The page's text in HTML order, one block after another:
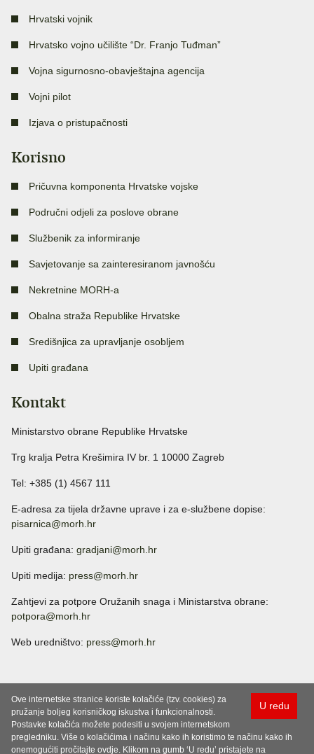
Hrvatski vojnik
Hrvatsko vojno učilište “Dr. Franjo Tuđman”
Vojna sigurnosno-obavještajna agencija
Vojni pilot
Izjava o pristupačnosti
Korisno
Pričuvna komponenta Hrvatske vojske
Područni odjeli za poslove obrane
Službenik za informiranje
Savjetovanje sa zainteresiranom javnošću
Nekretnine MORH-a
Obalna straža Republike Hrvatske
Središnjica za upravljanje osobljem
Upiti građana
Kontakt
Ministarstvo obrane Republike Hrvatske
Trg kralja Petra Krešimira IV br. 1 10000 Zagreb
Tel: +385 (1) 4567 111
E-adresa za tijela državne uprave i za e-službene dopise:
pisarnica@morh.hr
Upiti građana: gradjani@morh.hr
Upiti medija: press@morh.hr
Zahtjevi za potpore Oružanih snaga i Ministarstva obrane:
potpora@morh.hr
Web uredništvo: press@morh.hr
U redu
Ove internetske stranice koriste kolačiće (tzv. cookies) za
pružanje boljeg korisničkog iskustva i funkcionalnosti.
Postavke kolačića možete podesiti u svojem internetskom
pregledniku. Više o kolačićima i načinu kako ih koristimo te načinu kako ih
onemogućiti pročitajte ovdje. Klikom na gumb ‘U redu’ pristajete na